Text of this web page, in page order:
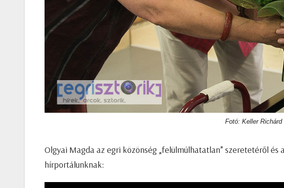
Fotó: Keller Richárd
Olgyai Magda az egri közönség „felülmúlhatatlan” szeretetéről
hírportálunknak: